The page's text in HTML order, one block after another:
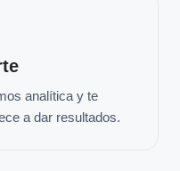
analítica y te
a dar resultados.